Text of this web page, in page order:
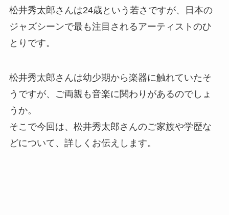
松井秀太郎さんは24歳という若さですが、日本の
ジャズシーンで最も注目されるアーティストのひ
とりです。
松井秀太郎さんは幼少期から楽器に触れていたそ
うですが、ご両親も音楽に関わりがあるのでしょ
うか。
そこで今回は、松井秀太郎さんのご家族や学歴な
どについて、詳しくお伝えします。